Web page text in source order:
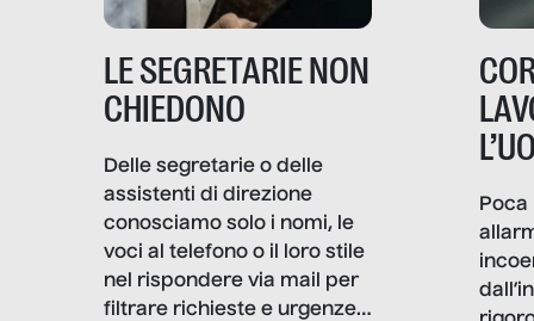
LE SEGRETARIE NON
CHIEDONO
Delle segretarie o delle
assistenti di direzione
conosciamo solo i nomi, le
voci al telefono o il loro stile
nel rispondere via mail per
filtrare richieste e urgenze. I